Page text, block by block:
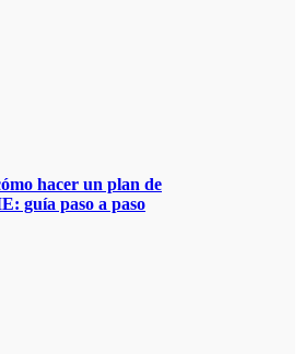
hacer un plan de
guía paso a paso